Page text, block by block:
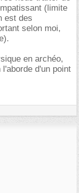
(limite
est des
selon moi,
en archéo,
d'un point